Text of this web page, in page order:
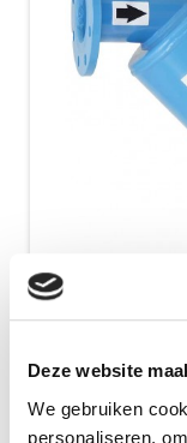
Deze website
We gebruiken
personaliseren,
Kontrollfilter